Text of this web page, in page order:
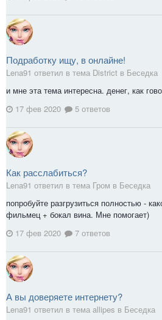
Подработку ищу, в онлайне!
Lena91 ответил в тема District в Беседка
и мне эта тема интересна. денег, как
17 фев 2020
5 ответов
Как расслабиться?
Lena91 ответил в тема Гром в Беседка
попробуйте разгрузиться полностью -
фильмец + бокал вина. Мне помогает)
17 фев 2020
7 ответов
А вы доверяете интернету?
Lena91 ответил в тема allipes в Беседка